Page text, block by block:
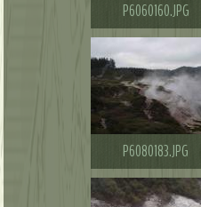
P6060160.JPG
P6080183.JPG